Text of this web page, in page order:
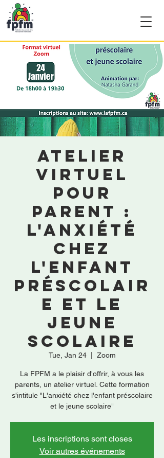
Atelier
virtuel
pour
parent :
L'anxiété
chez
l'enfant
préscolair
e et le
jeune
scolaire
Tue, Jan 24
  |
Zoom
La FPFM a le plaisir d'offrir, à vous les
parents, un atelier virtuel. Cette formation
s'intitule "L'anxiété chez l'enfant préscolaire
et le jeune scolaire"
Les inscriptions sont closes
Voir autres événements